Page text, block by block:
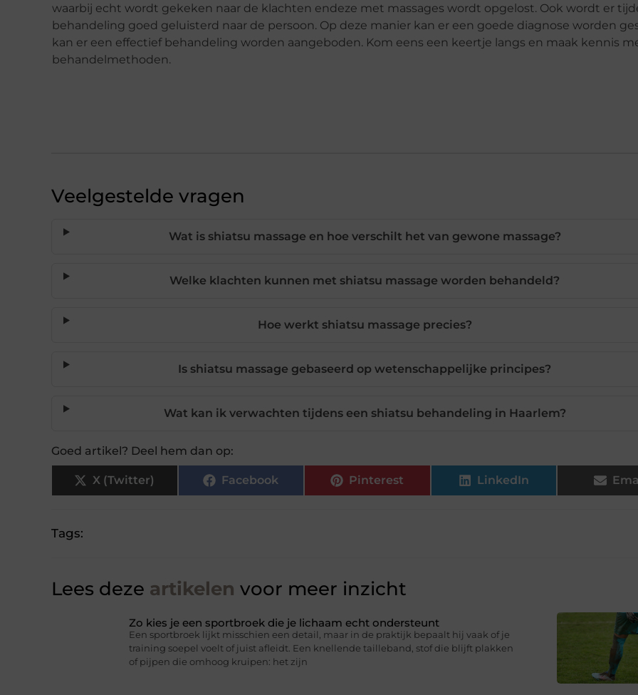
waarbij echt wordt gekeken naar de klachten endeze met massages wordt opgelost. Ook wordt er
behandeling goed geluisterd naar de persoon. Op deze manier kan er een goede diagnose worden
kan er een effectief behandeling worden aangeboden. Kom eens een keertje langs en maak kennis
behandelmethoden.
Veelgestelde vragen
Wat is shiatsu massage en hoe verschilt het van gewone massage?
Welke klachten kunnen met shiatsu massage worden behandeld?
Hoe werkt shiatsu massage precies?
Is shiatsu massage gebaseerd op wetenschappelijke principes?
Wat kan ik verwachten tijdens een shiatsu behandeling in Haarlem?
Goed artikel? Deel hem dan op:
X (Twitter) Facebook Pinterest LinkedIn
Tags:
Lees deze artikelen voor meer inzicht
Zo kies je een sportbroek die je lichaam echt ondersteunt
Een sportbroek lijkt misschien een detail, maar in de praktijk bepaalt hij vaak of je
training soepel voelt of juist afleidt. Een knellende tailleband, stof die blijft plakken
of pijpen die omhoog kruipen: het zijn